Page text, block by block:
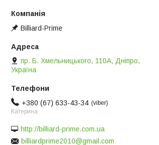
Billiard-Prime
пр. Б. Хмельницького, 110А, Дніпро,
Україна
+380 (67) 633-43-34
viber
Катерина
http://billiard-prime.com.ua
billiardprime2010@gmail.com